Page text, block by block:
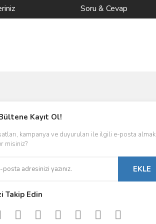
Soru & Cevap
Kayıt Ol!
kampanya ve duyuruları ile ilgili e-posta almak
misiniz?
EKLE
Takip Edin